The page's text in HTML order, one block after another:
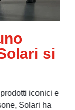
si
iconici e
Solari ha